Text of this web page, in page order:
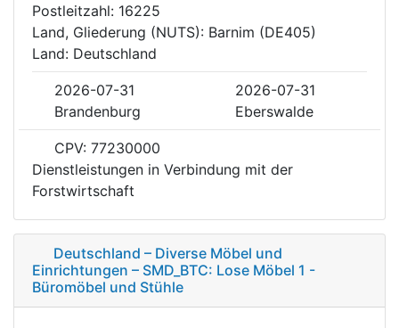
Postleitzahl: 16225
Land, Gliederung (NUTS): Barnim (DE405)
Land: Deutschland
2026-07-31
2026-07-31
Brandenburg
Eberswalde
CPV: 77230000
Dienstleistungen in Verbindung mit der
Forstwirtschaft
Deutschland – Diverse Möbel und
Einrichtungen – SMD_BTC: Lose Möbel 1 -
Büromöbel und Stühle